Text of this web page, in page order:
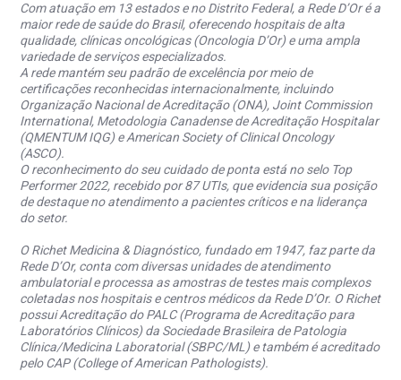
Com atuação em 13 estados e no Distrito Federal, a Rede D’Or é a
maior rede de saúde do Brasil, oferecendo hospitais de alta
qualidade, clínicas oncológicas (Oncologia D’Or) e uma ampla
variedade de serviços especializados.
A rede mantém seu padrão de excelência por meio de
certificações reconhecidas internacionalmente, incluindo
Organização Nacional de Acreditação (ONA), Joint Commission
International, Metodologia Canadense de Acreditação Hospitalar
(QMENTUM IQG) e American Society of Clinical Oncology
(ASCO).
O reconhecimento do seu cuidado de ponta está no selo Top
Performer 2022, recebido por 87 UTIs, que evidencia sua posição
de destaque no atendimento a pacientes críticos e na liderança
do setor.
O Richet Medicina & Diagnóstico, fundado em 1947, faz parte da
Rede D’Or, conta com diversas unidades de atendimento
ambulatorial e processa as amostras de testes mais complexos
coletadas nos hospitais e centros médicos da Rede D’Or. O Richet
possui Acreditação do PALC (Programa de Acreditação para
Laboratórios Clínicos) da Sociedade Brasileira de Patologia
Clínica/Medicina Laboratorial (SBPC/ML) e também é acreditado
pelo CAP (College of American Pathologists).